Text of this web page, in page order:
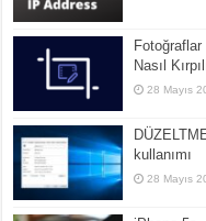
Nasıl
28 Mayıs
kullanımı
28 Mayıs